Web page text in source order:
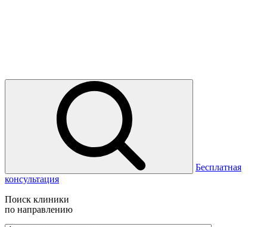
Бесплатная
консультация
Поиск клиники
по направлению